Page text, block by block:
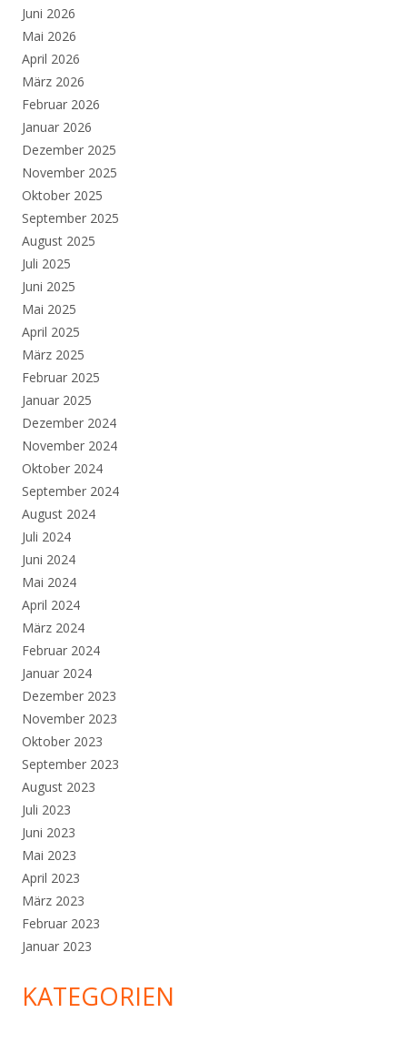
Juni 2026
Mai 2026
April 2026
März 2026
Februar 2026
Januar 2026
Dezember 2025
November 2025
Oktober 2025
September 2025
August 2025
Juli 2025
Juni 2025
Mai 2025
April 2025
März 2025
Februar 2025
Januar 2025
Dezember 2024
November 2024
Oktober 2024
September 2024
August 2024
Juli 2024
Juni 2024
Mai 2024
April 2024
März 2024
Februar 2024
Januar 2024
Dezember 2023
November 2023
Oktober 2023
September 2023
August 2023
Juli 2023
Juni 2023
Mai 2023
April 2023
März 2023
Februar 2023
Januar 2023
KATEGORIEN